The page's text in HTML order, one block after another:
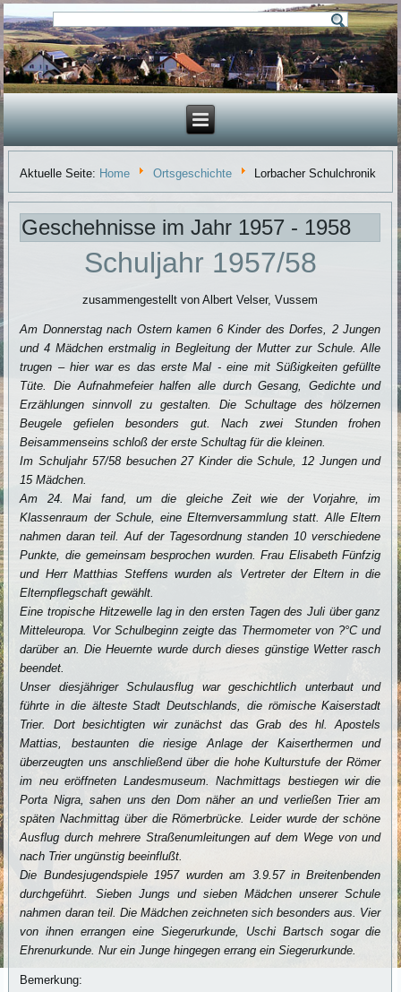
Aktuelle Seite: Home Ortsgeschichte Lorbacher Schulchronik
Geschehnisse im Jahr 1957 - 1958
Schuljahr 1957/58
zusammengestellt von Albert Velser, Vussem
Am Donnerstag nach Ostern kamen 6 Kinder des Dorfes, 2 Jungen
und 4 Mädchen erstmalig in Begleitung der Mutter zur Schule. Alle
trugen – hier war es das erste Mal - eine mit Süßigkeiten gefüllte
Tüte. Die Aufnahmefeier halfen alle durch Gesang, Ge­dichte und
Erzählungen sinnvoll zu gestalten. Die Schultage des hölzernen
Beugele gefielen besonders gut. Nach zwei Stunden frohen
Beisammenseins schloß der erste Schultag für die kleinen.
Im Schuljahr 57/58 besuchen 27 Kinder die Schule, 12 Jungen und
15 Mädchen.
Am 24. Mai fand, um die gleiche Zeit wie der Vorjahre, im
Klassenraum der Schule, eine Elternversammlung statt. Alle Eltern
nahmen daran teil. Auf der Tagesordnung standen 10 verschiedene
Punkte, die gemeinsam besprochen wurden. Frau Elisa­beth Fünfzig
und Herr Matthias Steffens wurden als Vertreter der Eltern in die
Eltern­pflegschaft gewählt.
Eine tropische Hitzewelle lag in den ersten Tagen des Juli über ganz
Mitteleuropa. Vor Schulbeginn zeigte das Thermometer von ?°C und
darüber an. Die Heuernte wurde durch dieses günstige Wetter rasch
beendet.
Unser diesjähriger Schulausflug war geschichtlich unterbaut und
führte in die älteste Stadt Deutschlands, die römische Kaiserstadt
Trier. Dort besichtigten wir zunächst das Grab des hl. Apostels
Mattias, bestaunten die riesige Anlage der Kaiserthermen und
überzeugten uns anschließend über die hohe Kulturstufe der Römer
im neu er­öffneten Landesmuseum. Nachmittags bestiegen wir die
Porta Nigra, sahen uns den Dom näher an und verließen Trier am
späten Nachmittag über die Römerbrücke. Leider wurde der schöne
Ausflug durch mehrere Straßenumleitungen auf dem Wege von und
nach Trier ungünstig beeinflußt.
Die Bundesjugendspiele 1957 wurden am 3.9.57 in Breitenbenden
durchgeführt. Sieben Jungs und sieben Mädchen unserer Schule
nahmen daran teil. Die Mädchen zeichneten sich besonders aus. Vier
von ihnen errangen eine Siegerurkunde, Uschi Bartsch sogar die
Ehrenurkunde. Nur ein Junge hingegen errang ein Siegerurkunde.
Bemerkung: